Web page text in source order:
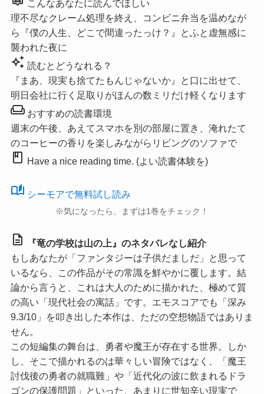
こんなあなたに読んでほしい
理不尽なクレーム処理を終え、コンビニ弁当を温めなが
ら『僕の人生、どこで間違ったっけ？』とふと虚無感に
襲われた夜に
auto_awesome 読むとどうなれる？
『まあ、現実も捨てたもんじゃないか』と口に出せて、
明日会社に行く足取りがほんの数ミリだけ軽くなります
weekendおすすめの読書環境
週末の午後、あえてスマホを別の部屋に置き、淹れたて
のコーヒーの香りを楽しみながらリビングのソファで
book Have a nice reading time. (よい読書体験を)
auto_stories シーモアで無料試し読み
※気になったら、まずは1巻をチェック！
description
『竜の学校は山の上』のネタバレなし紹介
もしあなたが「ファンタジーは子供だましだ」と思って
いるなら、この作品がその常識を鮮やかに覆します。結
論から言うと、これは大人のために描かれた、極めて質
の高い「現代社会の寓話」です。エモスコアでも
「深み
9.3/10」
を叩き出した本作は、ただの空想物語ではありま
せん。
この短編集の舞台は、勇者や魔王が存在する世界。しか
し、そこで描かれるのは華々しい冒険ではなく、「魔王
討伐後の勇者の就職難」や「近代化の波に飲まれるドラ
ゴンの保護問題」といった、あまりに世知辛い現実で